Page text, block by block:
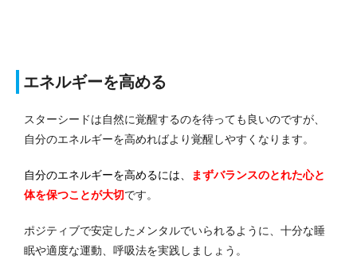
エネルギーを高める
スターシードは自然に覚醒するのを待っても良いのですが、
自分のエネルギーを高めればより覚醒しやすくなります。
自分のエネルギーを高めるには、
まずバランスのとれた心と
体を保つことが大切です。
ポジティブで安定したメンタルでいられるように、十分な睡
眠や適度な運動、呼吸法を実践しましょう。